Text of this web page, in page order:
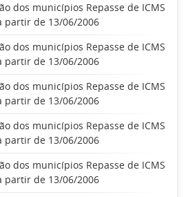
dos municípios Repasse de ICMS
partir de 13/06/2006
dos municípios Repasse de ICMS
partir de 13/06/2006
dos municípios Repasse de ICMS
partir de 13/06/2006
dos municípios Repasse de ICMS
partir de 13/06/2006
dos municípios Repasse de ICMS
partir de 13/06/2006